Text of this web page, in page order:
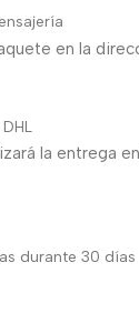
en la
la entrega
durante 30 días